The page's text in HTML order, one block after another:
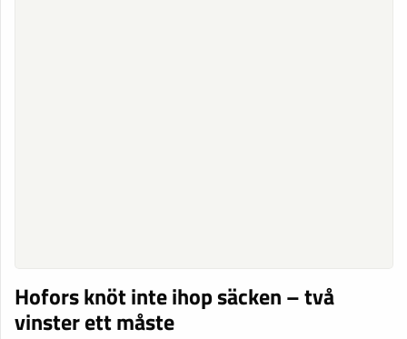
Hofors knöt inte ihop säcken – två
vinster ett måste